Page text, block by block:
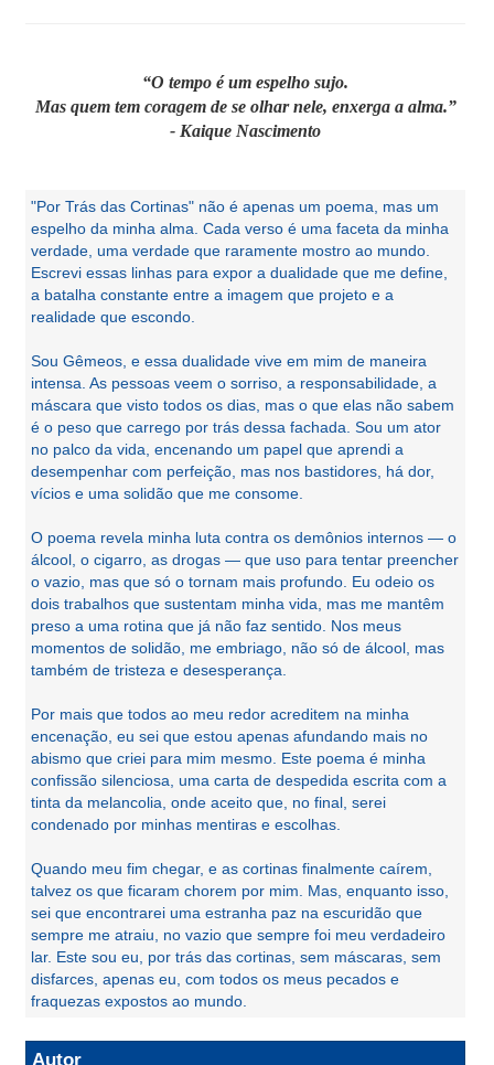
“O tempo é um espelho sujo.
Mas quem tem coragem de se olhar nele, enxerga a alma.”
- Kaique Nascimento
"Por Trás das Cortinas" não é apenas um poema, mas um
espelho da minha alma. Cada verso é uma faceta da minha
verdade, uma verdade que raramente mostro ao mundo.
Escrevi essas linhas para expor a dualidade que me define,
a batalha constante entre a imagem que projeto e a
realidade que escondo.
Sou Gêmeos, e essa dualidade vive em mim de maneira
intensa. As pessoas veem o sorriso, a responsabilidade, a
máscara que visto todos os dias, mas o que elas não sabem
é o peso que carrego por trás dessa fachada. Sou um ator
no palco da vida, encenando um papel que aprendi a
desempenhar com perfeição, mas nos bastidores, há dor,
vícios e uma solidão que me consome.
O poema revela minha luta contra os demônios internos — o
álcool, o cigarro, as drogas — que uso para tentar preencher
o vazio, mas que só o tornam mais profundo. Eu odeio os
dois trabalhos que sustentam minha vida, mas me mantêm
preso a uma rotina que já não faz sentido. Nos meus
momentos de solidão, me embriago, não só de álcool, mas
também de tristeza e desesperança.
Por mais que todos ao meu redor acreditem na minha
encenação, eu sei que estou apenas afundando mais no
abismo que criei para mim mesmo. Este poema é minha
confissão silenciosa, uma carta de despedida escrita com a
tinta da melancolia, onde aceito que, no final, serei
condenado por minhas mentiras e escolhas.
Quando meu fim chegar, e as cortinas finalmente caírem,
talvez os que ficaram chorem por mim. Mas, enquanto isso,
sei que encontrarei uma estranha paz na escuridão que
sempre me atraiu, no vazio que sempre foi meu verdadeiro
lar. Este sou eu, por trás das cortinas, sem máscaras, sem
disfarces, apenas eu, com todos os meus pecados e
fraquezas expostos ao mundo.
Autor